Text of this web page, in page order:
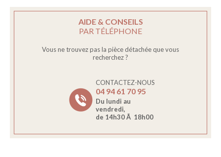
AIDE & CONSEILS
PAR TÉLÉPHONE
Vous ne trouvez pas la pièce détachée que vous
recherchez ?
CONTACTEZ-NOUS
04 94 61 70 95
Du lundi au
vendredi,
de 14h30 Ã 18h00